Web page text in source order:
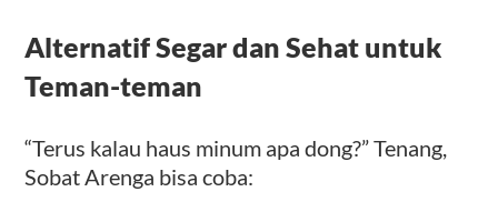
Alternatif Segar dan Sehat untuk
Teman-teman
“Terus kalau haus minum apa dong?” Tenang,
Sobat Arenga bisa coba: